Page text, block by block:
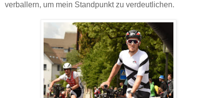
verballern, um mein Standpunkt zu verdeutlichen.